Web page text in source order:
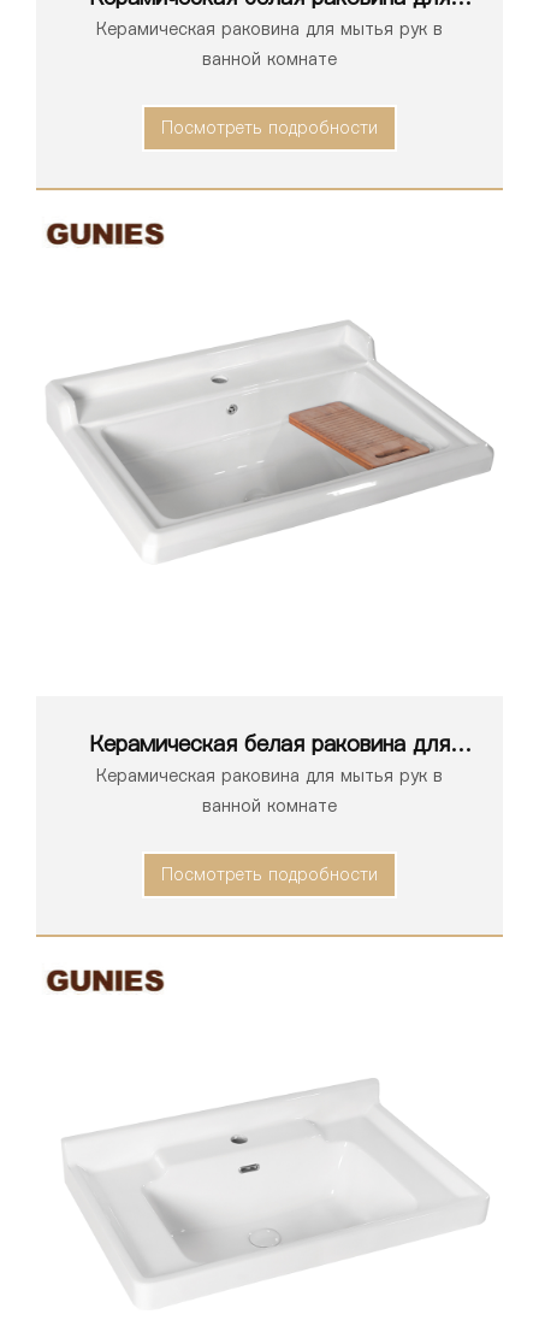
ванной комнаты серии 1164
Керамическая раковина для мытья рук в
ванной комнате
Посмотреть подробности
Керамическая белая раковина для
ванной комнаты серии 1163
Керамическая раковина для мытья рук в
ванной комнате
Посмотреть подробности